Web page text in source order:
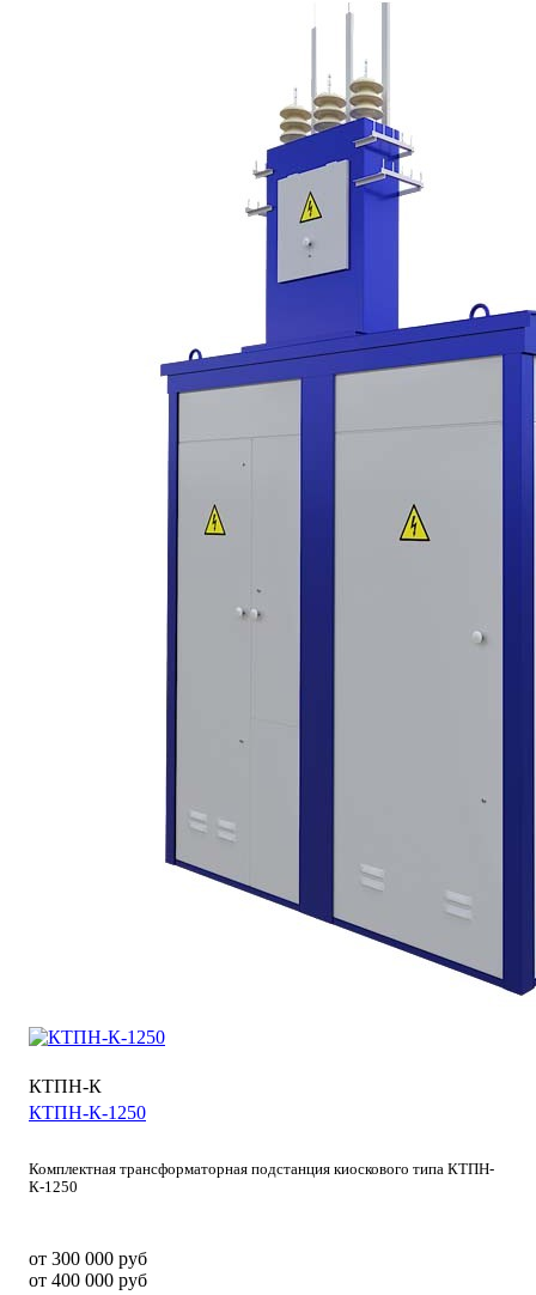
КТПН-К
КТПН-К-1250
Комплектная трансформаторная подстанция киоскового типа КТПН-
К-1250
от 300 000 руб
от 400 000 руб